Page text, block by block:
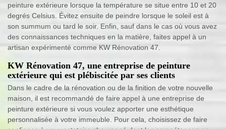
peinture extérieure lorsque la température se situe entre 10 et 20
degrés Celsius. Évitez ensuite de peindre lorsque le soleil est à
son summum ou tard le soir. Enfin, sauf dans le cas où vous avez
des connaissances techniques en la matière, faites appel à un
artisan expérimenté comme KW Rénovation 47.
KW Rénovation 47, une entreprise de peinture
extérieure qui est plébiscitée par ses clients
Dans le cadre de la rénovation ou de la finition de votre nouvelle
maison, il est recommandé de faire appel à une entreprise de
peinture extérieure si vous voulez apporter une esthétique
personnalisée à votre immeuble. Pour cela, choisissez de faire